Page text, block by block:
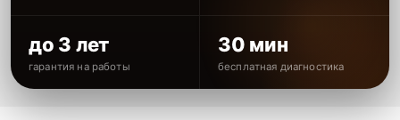
до 3 лет
гарантия на работы
30 мин
бесплатная диагностика